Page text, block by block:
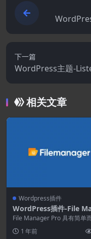
下一篇
WordPress主题-
列表–WordPress主
相关文章
Wordpress插件
WordPress插件-File
ger Pro Plugin for
ess 8.4.3
File Manager Pro 具有简单
使...1 年前